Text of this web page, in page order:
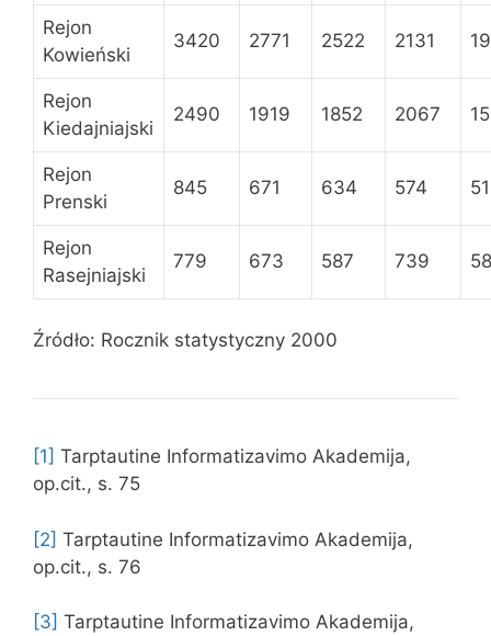
Rejon
Kowieński
3420 2771 2522 2131
Rejon
Kiedajniajski
2490 1919 1852 2067
Rejon
Prenski
845 671 634 574
Rejon
Rasejniajski
779 673 587 739
Źródło: Rocznik statystyczny 2000
[1] Tarptautine Informatizavimo Akademija,
op.cit., s. 75
[2] Tarptautine Informatizavimo Akademija,
op.cit., s. 76
[3] Tarptautine Informatizavimo Akademija,